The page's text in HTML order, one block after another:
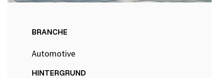
BRANCHE
Automotive
HINTERGRUND